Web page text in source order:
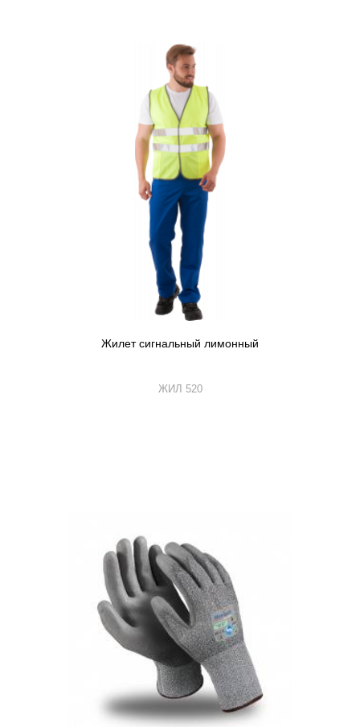
Жилет сигнальный лимонный
ЖИЛ 520